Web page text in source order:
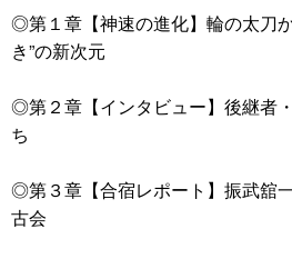
◎第１章【神速の進化】輪の太刀
き”の新次元
◎第２章【インタビュー】後継者
ち
◎第３章【合宿レポート】振武舘
古会